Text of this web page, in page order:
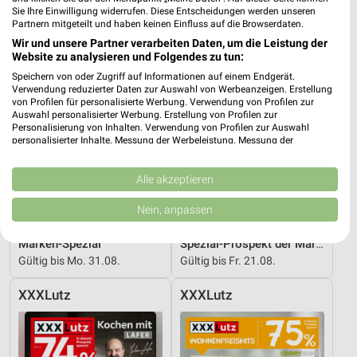
Marken-Spezial
Gültig bis Mo. 31.08.
Spezial-Prospekt der Marken
Gültig bis Fr. 21.08.
XXXLutz XXXLutz
Sie Ihre Einwilligung widerrufen. Diese Entscheidungen werden unseren
Partnern mitgeteilt und haben keinen Einfluss auf die Browserdaten.
Wir und unsere Partner verarbeiten Daten, um die Leistung der
Website zu analysieren und Folgendes zu tun:
Speichern von oder Zugriff auf Informationen auf einem Endgerät.
Verwendung reduzierter Daten zur Auswahl von Werbeanzeigen. Erstellung
von Profilen für personalisierte Werbung. Verwendung von Profilen zur
Auswahl personalisierter Werbung. Erstellung von Profilen zur
Personalisierung von Inhalten. Verwendung von Profilen zur Auswahl
personalisierter Inhalte. Messung der Werbeleistung. Messung der
Kombinationen von Daten aus verschiedenen Quellen. Entwicklung und
Verbesserung der Angebote. Verwendung reduzierter Daten zur Auswahl
von Inhalten.
Daten können außerhalb der Europäischen Union weitergegeben und in die
USA gesendet werden.
Website/App.
Partnerliste anzeigen (1 IAB-Anbieter)
Wir nutzen Ihre Daten für folgende Zwecke:
Speichern von oder Zugriff auf Informationen
auf einem Endgerät
Alle akzeptieren
Nein, anpassen